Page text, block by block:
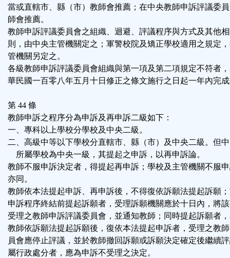
當或直轄市、縣（市）教師會推薦；在中央教師申訴評議委
師會推薦。
教師申訴評議委員會之組織、迴避、評議程序與方式及其他
則，由中央主管機關定之；軍警校院及矯正學校適用之規定
管機關另定之。
各級教師申訴評議委員會組織與第一項及第二項規定不符者
華民國一百零八年五月十日修正之條文施行之日起一年內完
第 44 條
教師申訴之程序分為申訴及再申訴二級如下：
一、專科以上學校分學校及中央二級。
二、高級中等以下學校分直轄市、縣（市）及中央二級。但
所屬學校為中央一級，其提起之申訴，以再申訴論。
教師不服申訴決定者，得提起再申訴；學校及主管機關不服
亦同。
教師依本法提起申訴、再申訴後，不得復依訴願法提起訴願
申訴程序終結前提起訴願者，受理訴願機關應於十日內，將
受理之教師申訴評議委員會，並通知教師；同時提起訴願者
教師依訴願法提起訴願後，復依本法提起申訴者，受理之教
員會應停止評議，並於教師撤回訴願或訴願決定確定後繼續
屬行政處分者，應為申訴不受理之決定。